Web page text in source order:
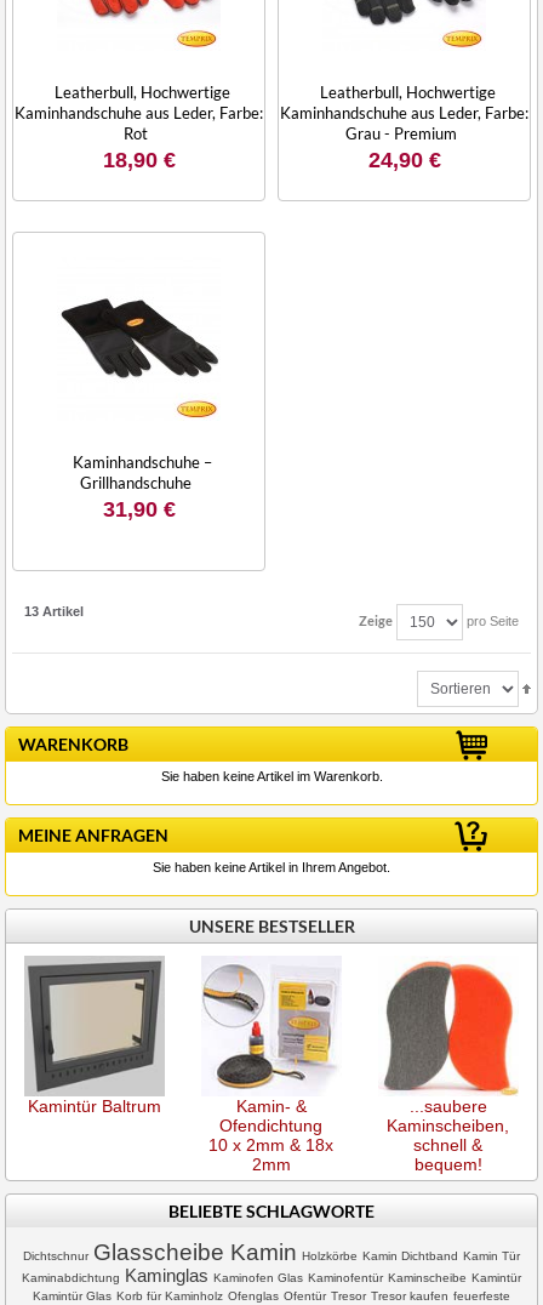
Leatherbull, Hochwertige
Kaminhandschuhe aus Leder, Farbe:
Rot
18,90 €
Leatherbull, Hochwertige
Kaminhandschuhe aus Leder, Farbe:
Grau - Premium
24,90 €
Kaminhandschuhe –
Grillhandschuhe
31,90 €
13 Artikel
Zeige pro Seite
WARENKORB
Sie haben keine Artikel im Warenkorb.
MEINE ANFRAGEN
Sie haben keine Artikel in Ihrem Angebot.
UNSERE BESTSELLER
Kamintür Baltrum
Kamin- &
Ofendichtung
10 x 2mm & 18x
2mm
...saubere
Kaminscheiben,
schnell &
bequem!
BELIEBTE SCHLAGWORTE
Dichtschnur Glasscheibe Kamin Holzkörbe Kamin Dichtband Kamin Tür
Kaminabdichtung
Kaminglas Kaminofen Glas Kaminofentür Kaminscheibe Kamintür
Kamintür Glas Korb für Kaminholz Ofenglas Ofentür Tresor Tresor kaufen feuerfeste